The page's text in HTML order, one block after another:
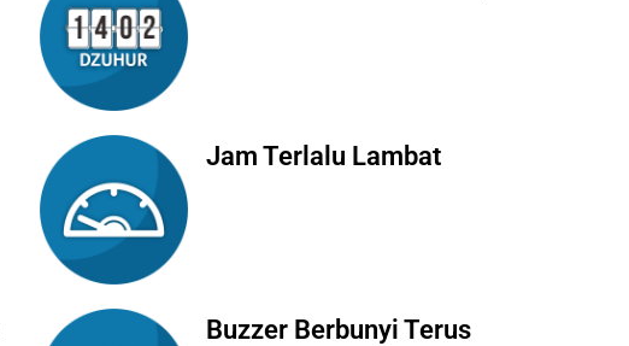
Jam Terlalu Lambat
Buzzer Berbunyi Terus